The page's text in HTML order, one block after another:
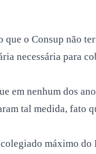
o Consup não
necessária para
em nenhum dos
tal medida, fato
máximo